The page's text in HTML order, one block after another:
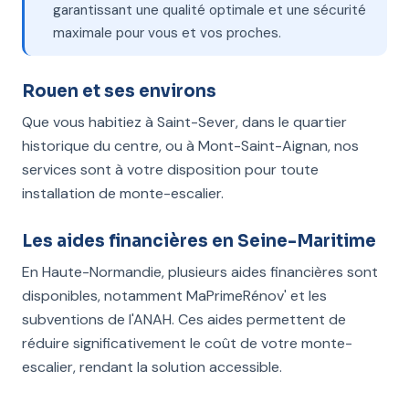
garantissant une qualité optimale et une sécurité
maximale pour vous et vos proches.
Rouen et ses environs
Que vous habitiez à Saint-Sever, dans le quartier
historique du centre, ou à Mont-Saint-Aignan, nos
services sont à votre disposition pour toute
installation de monte-escalier.
Les aides financières en Seine-Maritime
En Haute-Normandie, plusieurs aides financières sont
disponibles, notamment MaPrimeRénov' et les
subventions de l'ANAH. Ces aides permettent de
réduire significativement le coût de votre monte-
escalier, rendant la solution accessible.